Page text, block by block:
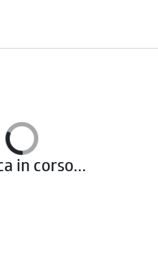
in corso...